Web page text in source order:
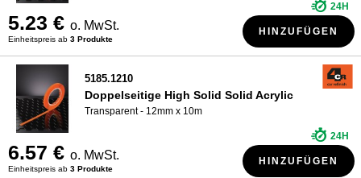
5.23 € o. MwSt.
Einheitspreis ab 3 Produkte
24H
HINZUFÜGEN
5185.1210
Doppelseitige High Solid Solid Acrylic
Transparent - 12mm x 10m
6.57 € o. MwSt.
Einheitspreis ab 3 Produkte
24H
HINZUFÜGEN